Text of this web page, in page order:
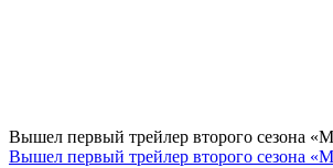
Вышел первый трейлер второго сезона
Вышел первый трейлер второго сезона